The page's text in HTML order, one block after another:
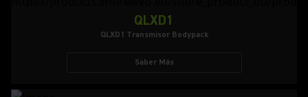
QLXD1
QLXD1 Transmisor Bodypack
Saber Más